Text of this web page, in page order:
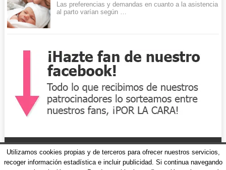
Las preferencias y demandas en cuanto a la asistencia
al parto varían según …
Utilizamos cookies propias y de terceros para ofrecer nuestros servicios,
recoger información estadística e incluir publicidad. Si continua navegando